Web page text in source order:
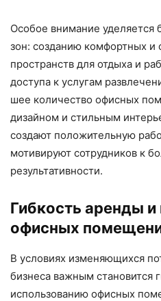
Особое внимание уделяется
зон: созданию комфортных и
пространств для отдыха и
доступа к услугам
шее количество офисных
дизайном и стильным
создают положительную
мотивируют сотрудников к
результативности.
Гибкость аренды и
офисных
В условиях изменяющихся
бизнеса важным становится
использованию офисных